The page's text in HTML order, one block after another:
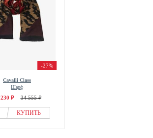
-27%
Cavalli Class
Шарф
₽ 34 555 ₽
КУПИТЬ